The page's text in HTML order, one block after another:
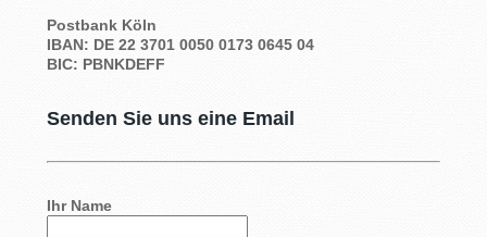
Postbank Köln
IBAN: DE 22 3701 0050 0173 0645 04
BIC: PBNKDEFF
Senden Sie uns eine Email
Ihr Name